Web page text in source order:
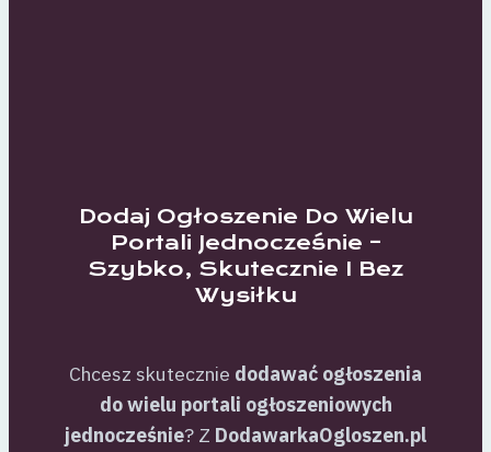
Dodaj Ogłoszenie Do Wielu
Portali Jednocześnie –
Szybko, Skutecznie I Bez
Wysiłku
Chcesz skutecznie dodawać ogłoszenia
do wielu portali ogłoszeniowych
jednocześnie? Z DodawarkaOgloszen.pl